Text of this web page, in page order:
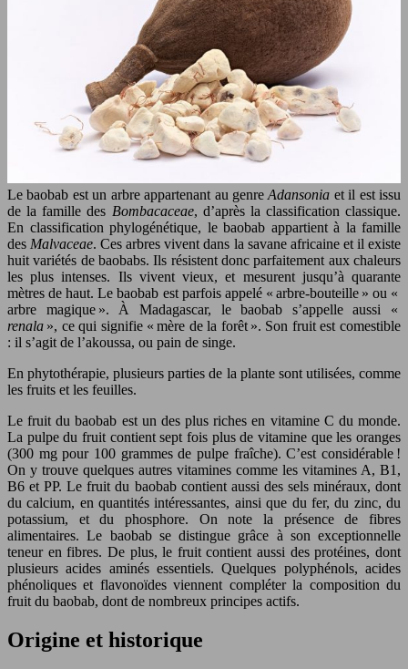
Le baobab est un arbre appartenant au genreAdansonia et il est issu
de la famille des Bombacaceae, d’après la classification classique.
En classification phylogénétique, le baobab appartient à la famille
des Malvaceae. Ces arbres vivent dans la savane africaine et il existe
huit variétés de baobabs. Ils résistent donc parfaitement aux chaleurs
les plus intenses. Ils vivent vieux, et mesurent jusqu’à quarante
mètres de haut. Le baobab est parfois appelé « arbre-bouteille » ou «
arbre magique ». À Madagascar, le baobab s’appelle aussi «
renala », ce qui signifie « mère de la forêt ». Son fruit est comestible
: il s’agit de l’akoussa, ou pain de singe.
En phytothérapie, plusieurs parties de la plante sont utilisées, comme
les fruits et les feuilles.
Le fruit du baobab est un des plus riches en vitamine C du monde.
La pulpe du fruit contient sept fois plus de vitamine que les oranges
(300 mg pour 100 grammes de pulpe fraîche). C’est considérable !
On y trouve quelques autres vitamines comme les vitamines A, B1,
B6 et PP. Le fruit du baobab contient aussi des sels minéraux, dont
du calcium, en quantités intéressantes, ainsi que du fer, du zinc, du
potassium, et du phosphore. On note la présence de fibres
alimentaires. Le baobab se distingue grâce à son exceptionnelle
teneur en fibres. De plus, le fruit contient aussi des protéines, dont
plusieurs acides aminés essentiels. Quelques polyphénols, acides
phénoliques et flavonoïdes viennent compléter la composition du
fruit du baobab, dont de nombreux principes actifs.
Origine et historique